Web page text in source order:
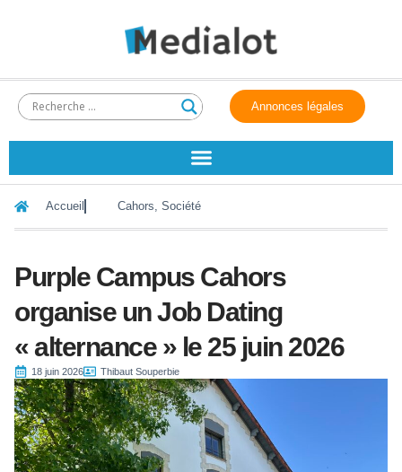
Annonces légales
Accueil Cahors, Société
Purple Campus Cahors
organise un Job Dating
« alternance » le 25 juin 2026
18 juin 2026 Thibaut Souperbie